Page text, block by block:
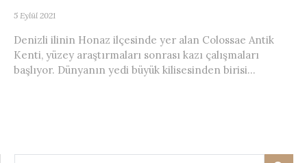
5 Eylül 2021
Denizli ilinin Honaz ilçesinde yer alan Colossae Antik
Kenti, yüzey araştırmaları sonrası kazı çalışmaları
başlıyor. Dünyanın yedi büyük kilisesinden birisi...